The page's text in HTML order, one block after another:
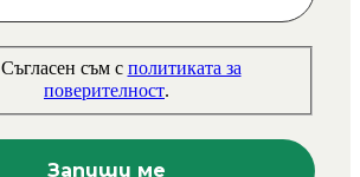
Съгласен съм с политиката за
поверителност.